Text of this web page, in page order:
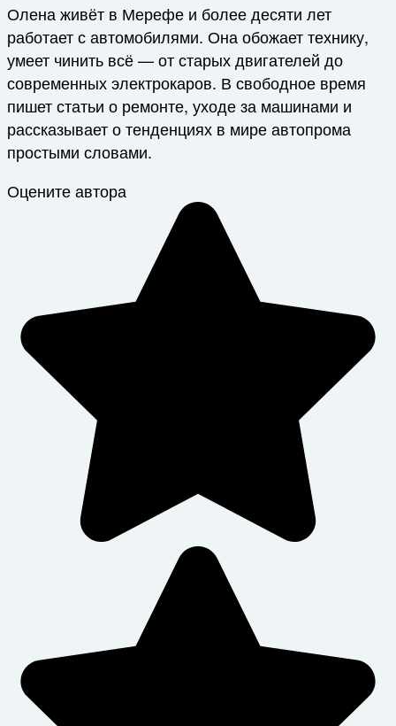
Олена живёт в Мерефе и более десяти лет
работает с автомобилями. Она обожает технику,
умеет чинить всё — от старых двигателей до
современных электрокаров. В свободное время
пишет статьи о ремонте, уходе за машинами и
рассказывает о тенденциях в мире автопрома
простыми словами.
Оцените автора